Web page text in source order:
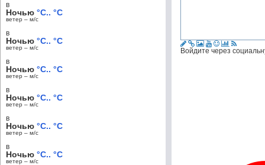
Войдите через
в
Ночью °C.. °C
ветер – м/c
в
Ночью °C.. °C
ветер – м/c
в
Ночью °C.. °C
ветер – м/c
в
Ночью °C.. °C
ветер – м/c
в
Ночью °C.. °C
ветер – м/c
в
Ночью °C.. °C
ветер – м/c